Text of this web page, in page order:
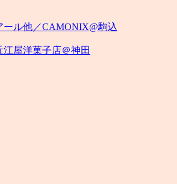
ール他／CAMONIX@駒込
江屋洋菓子店＠神田